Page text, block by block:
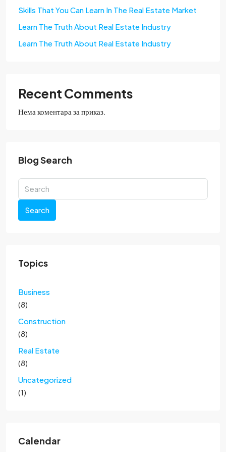
Skills That You Can Learn In The Real Estate Market
Learn The Truth About Real Estate Industry
Learn The Truth About Real Estate Industry
Recent Comments
Нема коментара за приказ.
Blog Search
Search
Topics
Business
(8)
Construction
(8)
Real Estate
(8)
Uncategorized
(1)
Calendar